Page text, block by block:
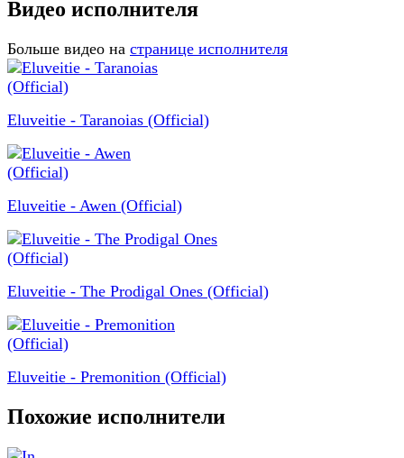
Видео исполнителя
Больше видео на странице исполнителя
Eluveitie - Taranoias (Official)
Eluveitie - Awen (Official)
Eluveitie - The Prodigal Ones (Official)
Eluveitie - Premonition (Official)
Похожие исполнители